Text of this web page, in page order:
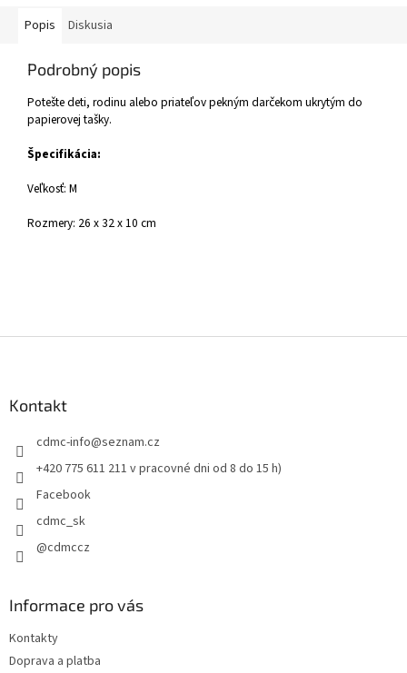
Popis Diskusia
Podrobný popis
Potešte deti, rodinu alebo priateľov pekným darčekom ukrytým do
papierovej tašky.
Špecifikácia:
Veľkosť: M
Rozmery: 26 x 32 x 10 cm
Kontakt
cdmc-info@seznam.cz
+420 775 611 211 v pracovné dni od 8 do 15 h)
Facebook
cdmc_sk
@cdmccz
Informace pro vás
Kontakty
Doprava a platba